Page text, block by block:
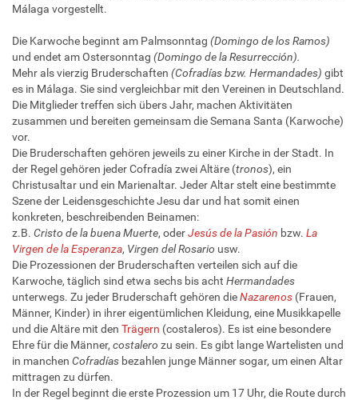
Málaga vorgestellt.
Die Karwoche beginnt am Palmsonntag (Domingo de los Ramos)
und endet am Ostersonntag (Domingo de la Resurrección).
Mehr als vierzig Bruderschaften (Cofradías bzw. Hermandades) gibt
es in Málaga. Sie sind vergleichbar mit den Vereinen in Deutschland.
Die Mitglieder treffen sich übers Jahr, machen Aktivitäten
zusammen und bereiten gemeinsam die Semana Santa (Karwoche)
vor.
Die Bruderschaften gehören jeweils zu einer Kirche in der Stadt. In
der Regel gehören jeder Cofradía zwei Altäre (tronos), ein
Christusaltar und ein Marienaltar. Jeder Altar stelt eine bestimmte
Szene der Leidensgeschichte Jesu dar und hat somit einen
konkreten, beschreibenden Beinamen:
z.B. Cristo de la buena Muerte, oderJesús de la Pasión bzw. La
Virgen de la Esperanza, Virgen del Rosario usw.
Die Prozessionen der Bruderschaften verteilen sich auf die
Karwoche, täglich sind etwa sechs bis acht Hermandades
unterwegs. Zu jeder Bruderschaft gehören dieNazarenos (Frauen,
Männer, Kinder) in ihrer eigentümlichen Kleidung, eine Musikkapelle
und die Altäre mit den Trägern (costaleros). Es ist eine besondere
Ehre für die Männer, costalero zu sein. Es gibt lange Wartelisten und
in manchen Cofradías bezahlen junge Männer sogar, um einen Altar
mittragen zu dürfen.
In der Regel beginnt die erste Prozession um 17 Uhr, die Route durch